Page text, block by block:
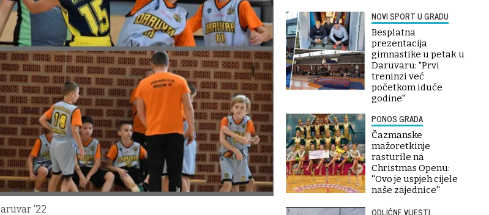
'22
NOVI SPORT U GRADU
Besplatna
prezentacija
gimnastike u petak u
Daruvaru: "Prvi
treninzi već
početkom iduće
godine"
PONOS GRADA
Čazmanske
mažoretkinje
rasturile na
Christmas Openu:
''Ovo je uspjeh cijele
naše zajednice''
ODLIČNE VIJESTI